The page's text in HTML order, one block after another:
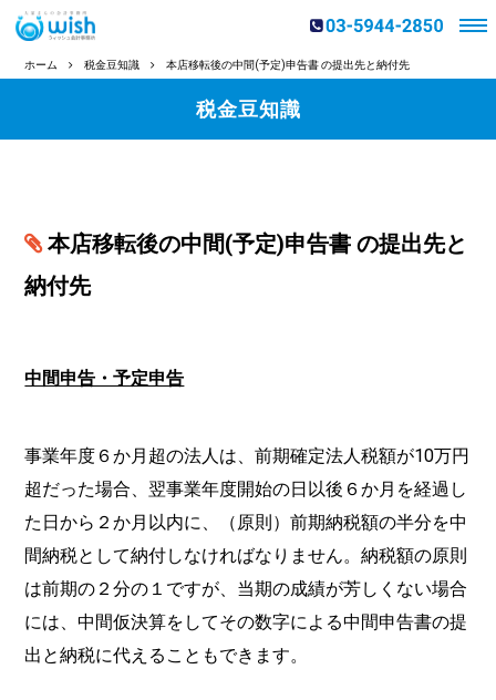
ホーム 税金豆知識 本店移転後の中間(予定)申告書 の提出先と納付先
税金豆知識
本店移転後の中間(予定)申告書 の提出先と
納付先
中間申告・予定申告
事業年度６か月超の法人は、前期確定法人税額が10万円
超だった場合、翌事業年度開始の日以後６か月を経過し
た日から２か月以内に、（原則）前期納税額の半分を中
間納税として納付しなければなりません。納税額の原則
は前期の２分の１ですが、当期の成績が芳しくない場合
には、中間仮決算をしてその数字による中間申告書の提
出と納税に代えることもできます。